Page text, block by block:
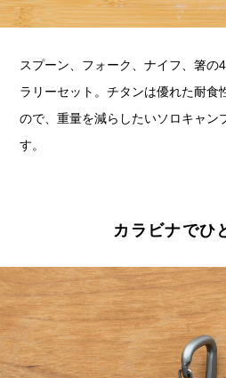
スプーン、フォーク、ナイフ、箸の
ラリーセット。チタンは優れた耐食
ので、重量を減らしたいソロキャン
す。
カラビナでひ